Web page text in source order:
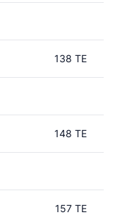
138 TE
148 TE
157 TE